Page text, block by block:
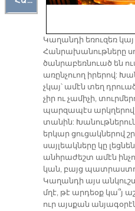
Կաղանդի եռուզեռ
Հանրախանութները
ծանրաբեռնուած են
առընչուող իրերով:
չկայ՝ ամէն տեղ
չիր ու չամիչի,
պարզապէս արկղերով
տանին:
երկար ցուցակներով
սայլեակները կը
անհրաժեշտ ամէն
կան, բայց
Կաղանդի այս
մղէ, թէ արդեօք կա՞յ
ուր այսքան